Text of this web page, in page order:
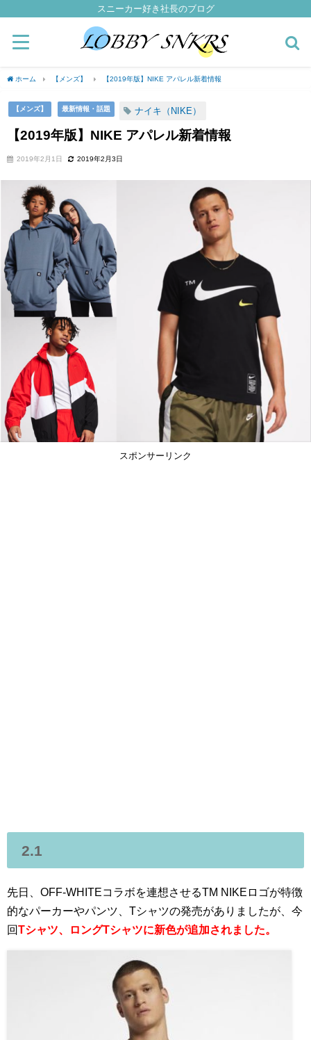
スニーカー好き社長のブログ
ホーム 【メンズ】 【2019年版】NIKE アパレル新着情報
【メンズ】 最新情報・話題 ナイキ（NIKE）
【2019年版】NIKE アパレル新着情報
2019年2月1日 2019年2月3日
スポンサーリンク
2.1
先日、OFF-WHITEコラボを連想させるTM NIKEロゴが特徴
的なパーカーやパンツ、Tシャツの発売がありましたが、今
回Tシャツ、ロングTシャツに新色が追加されました。